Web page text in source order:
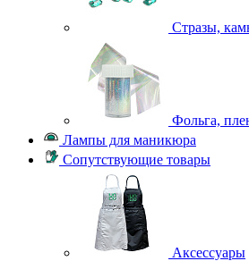
Стразы,
Фольга,
Лампы для маникюра
Сопутствующие товары
Аксессуары